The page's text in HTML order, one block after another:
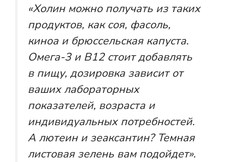
«Холин можно получать из таких
продуктов, как соя, фасоль,
киноа и брюссельская капуста.
Омега-3 и B12 стоит добавлять
в пищу, дозировка зависит от
ваших лабораторных
показателей, возраста и
индивидуальных потребностей.
А лютеин и зеаксантин? Темная
листовая зелень вам подойдет».